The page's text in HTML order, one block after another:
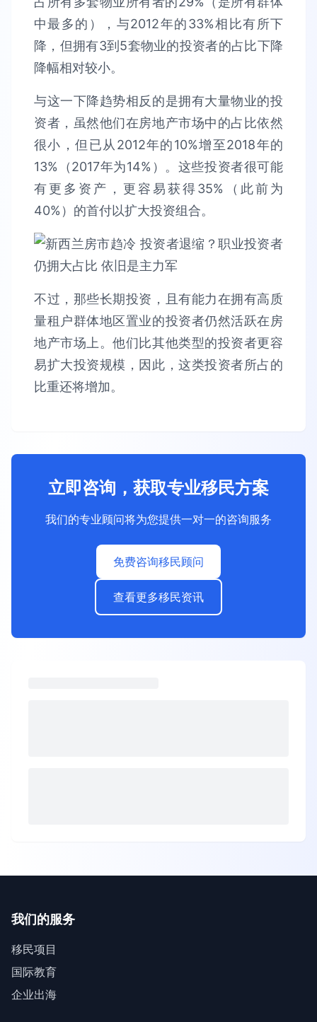
中最多的），与2012年的33%相比有所下
降，但拥有3到5套物业的投资者的占比下降
降幅相对较小。
与这一下降趋势相反的是拥有大量物业的投
资者，虽然他们在房地产市场中的占比依然
很小，但已从2012年的10%增至2018年的
13%（2017年为14%）。这些投资者很可能
有更多资产，更容易获得35%（此前为
40%）的首付以扩大投资组合。
不过，那些长期投资，且有能力在拥有高质
量租户群体地区置业的投资者仍然活跃在房
地产市场上。他们比其他类型的投资者更容
易扩大投资规模，因此，这类投资者所占的
比重还将增加。
立即咨询，获取专业移民方案
我们的专业顾问将为您提供一对一的咨询服务
免费咨询移民顾问
查看更多移民资讯
我们的服务
移民项目
国际教育
企业出海